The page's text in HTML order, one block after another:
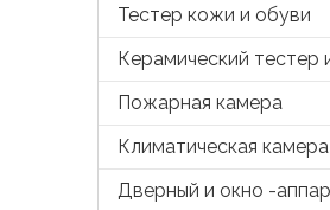
Тестер кожи и обуви
Пожарная камера
Климатическая камера